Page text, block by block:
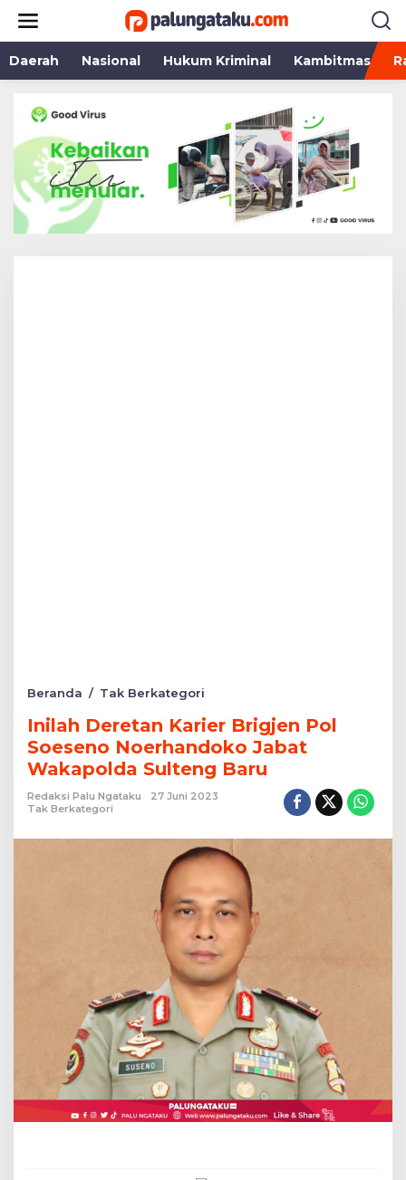
konten
Daerah
Nasional Hukum Kriminal Kambitmas
Beranda / Tak Berkategori
Karier
Brigjen
Pol
Soeseno
Noerhandoko
Sulteng
Baru
Inilah Deretan Karier Brigjen Pol
Soeseno Noerhandoko Jabat
Wakapolda Sulteng Baru
Redaksi Palu Ngataku
27 Juni 2023
Tak Berkategori